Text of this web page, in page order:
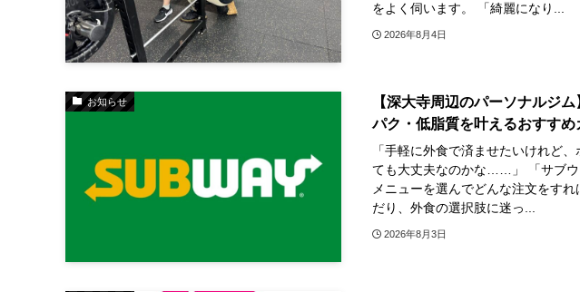
をよく伺います。 「綺麗になり...
2026年8月4日
お知らせ
【深大寺周辺のパーソナルジ
パク・低脂質を叶えるおすすめ
「手軽に外食で済ませたいけれど
ても大丈夫なのかな……」 「サブウ
メニューを選んでどんな注文をす
だり、外食の選択肢に迷っ...
2026年8月3日